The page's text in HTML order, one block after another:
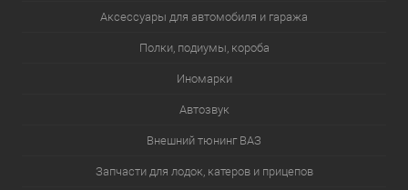
Аксессуары для автомобиля и гаража
Полки, подиумы, короба
Иномарки
Автозвук
Внешний тюнинг ВАЗ
Запчасти для лодок, катеров и прицепов